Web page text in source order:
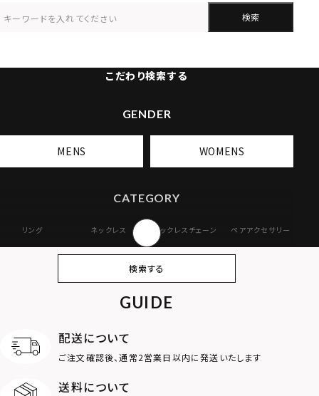
検索
こだわり検索する
GENDER
MENS WOMENS
CATEGORY
リング ネックレス ネックレスチェーン ペアアクセサリー
オンラインストア
ギフトボックス
MOTIF
ダブルリング
検索する
GUIDE
配送について
ご注文確認後、通常2営業日以内に発送いたします
送料について